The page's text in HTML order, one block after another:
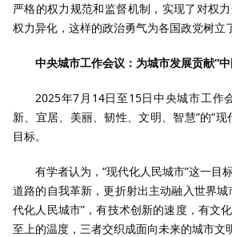
严格的权力规范和监督机制，实现了对权
权力异化，这样的政治勇气为各国政党树立
中央城市工作会议：为城市发展贡献“
2025年7月14日至15日中央城市工作
新、宜居、美丽、韧性、文明、智慧”的“
目标。
有学者认为，“现代化人民城市”这一目
道路的自我革新，更折射出主动融入世界城
代化人民城市”，有技术创新的速度，有文
至上的温度，三者交织成面向未来的城市文